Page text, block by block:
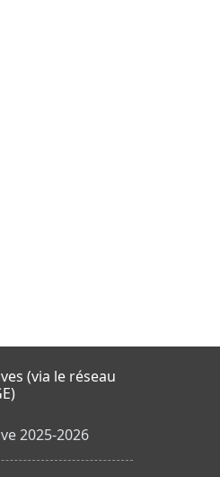
(via le réseau
2025-2026